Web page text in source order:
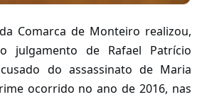
Comarca de Monteiro realizou,
julgamento de Rafael Patrício
do assassinato de Maria
ocorrido no ano de 2016, nas